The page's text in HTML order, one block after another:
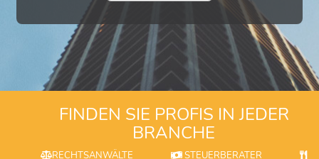
FINDEN SIE PROFIS IN JEDER
BRANCHE
RECHTSANWÄLTE
STEUERBERATER